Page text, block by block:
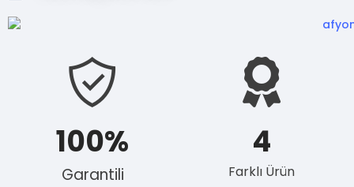
100%
Garantili
4
Farklı Ürün